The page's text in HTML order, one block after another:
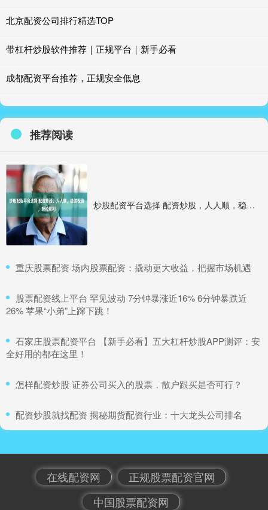
北京配资公司排行精选TOP
带杠杆炒股软件推荐｜正规平台｜新手必看
成都配资平台推荐，正规安全低息
推荐阅读
炒股配资平台选择 配资炒股，人人顺，稳健投资，轻松获利
​重庆股票配资 场内股票配资：撬动更大收益，把握市场机遇
​股票配资线上平台 罕见波动 7分钟暴涨近16% 6分钟暴跌近
26% 苹果“小弟”上蹿下跳！
​石家庄股票配资平台 【新手必看】五大杠杆炒股APP测评：安
全好用的都在这里！
​怎样配资炒股 证券公司买入的股票，散户跟买是否可行？
​配资炒股就找配资 揭秘期货配资行业：十大龙头公司排名
在线配资网
正规股票配资官网
中国股票配资网